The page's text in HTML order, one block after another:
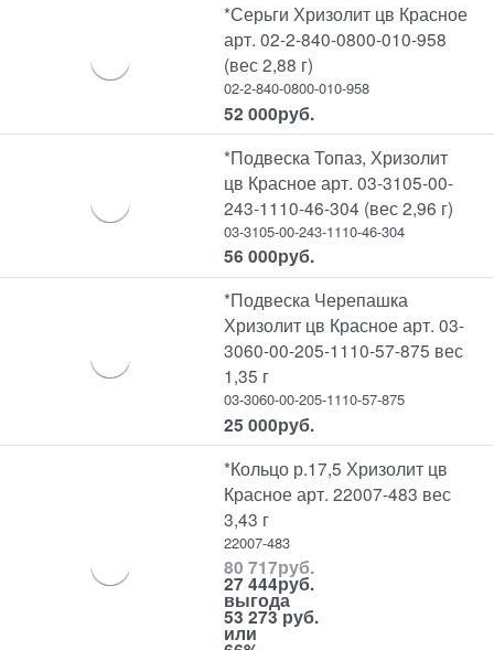
*Серьги Хризолит цв Красное
арт. 02-2-840-0800-010-958
(вес 2,88 г)
02-2-840-0800-010-958
52 000руб.
*Подвеска Топаз, Хризолит
цв Красное арт. 03-3105-00-
243-1110-46-304 (вес 2,96 г)
03-3105-00-243-1110-46-304
56 000руб.
*Подвеска Черепашка
Хризолит цв Красное арт. 03-
3060-00-205-1110-57-875 вес
1,35 г
03-3060-00-205-1110-57-875
25 000руб.
*Кольцо р.17,5 Хризолит цв
Красное арт. 22007-483 вес
3,43 г
22007-483
80 717руб.
27 444руб.
выгода
53 273 руб.
или